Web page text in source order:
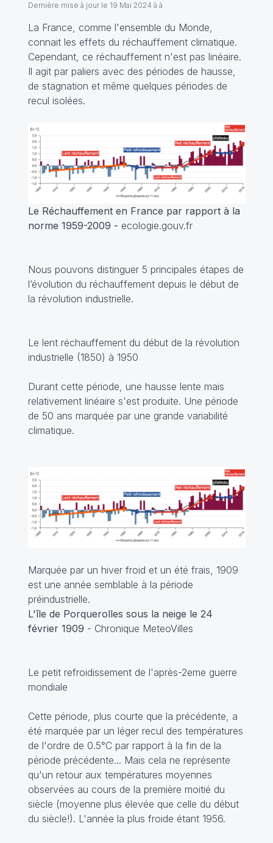
Dernière mise à jour le 19 Mai 2024 à à
La France, comme l'ensemble du Monde,
connait les effets du réchauffement climatique.
Cependant, ce réchauffement n'est pas linéaire.
Il agit par paliers avec des périodes de hausse,
de stagnation et même quelques périodes de
recul isolées.
Le Réchauffement en France par rapport à la
norme 1959-2009 - ecologie.gouv.fr
Nous pouvons distinguer 5 principales étapes de
l’évolution du réchauffement depuis le début de
la révolution industrielle.
Le lent réchauffement du début de la révolution
industrielle (1850) à 1950
Durant cette période, une hausse lente mais
relativement linéaire s'est produite. Une période
de 50 ans marquée par une grande variabilité
climatique.
Marquée par un hiver froid et un été frais, 1909
est une année semblable à la période
préindustrielle.
L'île de Porquerolles sous la neige le 24
février 1909 - Chronique MeteoVilles
Le petit refroidissement de l'après-2eme guerre
mondiale
Cette période, plus courte que la précédente, a
été marquée par un léger recul des températures
de l'ordre de 0.5°C par rapport à la fin de la
période précédente... Mais cela ne représente
qu'un retour aux températures moyennes
observées au cours de la première moitié du
siècle (moyenne plus élevée que celle du début
du siècle!). L'année la plus froide étant 1956.